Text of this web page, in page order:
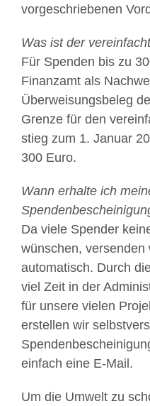
vorgeschriebenen
Was ist der
Für Spenden bis zu
Finanzamt als
Überweisungsbeleg
Grenze für den
stieg zum 1. Januar
300 Euro.
Wann erhalte ich
Da viele Spender
wünschen,
automatisch. Durch
viel Zeit in der
für unsere vielen
erstellen wir
einfach eine E-Mail.
Um die Umwelt zu